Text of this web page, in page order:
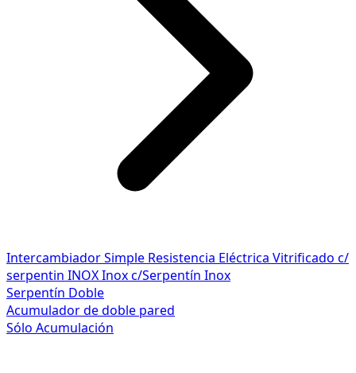
Intercambiador Simple Resistencia Eléctrica Vitrificado c/
serpentin INOXInox c/Serpentín Inox
Serpentín Doble
Acumulador de doble pared
Sólo Acumulación